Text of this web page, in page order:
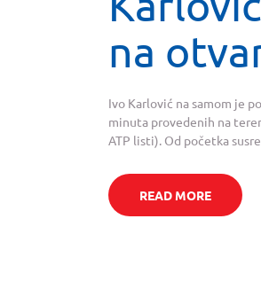
na
Ivo Karlović na samom je
minuta provedenih na
ATP listi). Od početka
READ MORE